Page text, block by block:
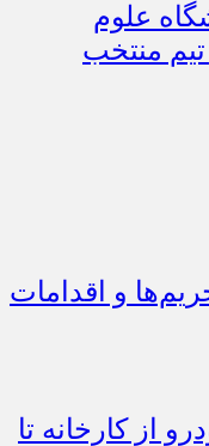
علوم
منتخب
و اقدامات
از کارخانه تا